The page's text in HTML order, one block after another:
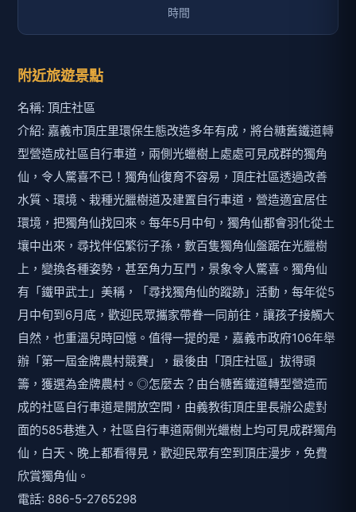
附近旅遊景點
名稱: 頂庄社區
介紹: 嘉義市頂庄里環保生態改造多年有成，將台糖舊鐵道轉
型營造成社區自行車道，兩側光蠟樹上處處可見成群的獨角
仙，令人驚喜不已！獨角仙復育不容易，頂庄社區透過改善
水質、環境、栽種光臘樹道及建置自行車道，營造適宜居住
環境，把獨角仙找回來。每年5月中旬，獨角仙都會羽化從土
壤中出來，尋找伴侶繁衍子孫，數百隻獨角仙盤踞在光臘樹
上，變換各種姿勢，甚至角力互鬥，景象令人驚喜。獨角仙
有「鐵甲武士」美稱，「尋找獨角仙的蹤跡」活動，每年從5
月中旬到6月底，歡迎民眾攜家帶眷一同前往，讓孩子接觸大
自然，也重溫兒時回憶。值得一提的是，嘉義市政府106年舉
辦「第一屆金牌農村競賽」，最後由「頂庄社區」拔得頭
籌，獲選為金牌農村。◎怎麼去？由台糖舊鐵道轉型營造而
成的社區自行車道是開放空間，由義教街頂庄里長辦公處對
面的585巷進入，社區自行車道兩側光蠟樹上均可見成群獨角
仙，白天、晚上都看得見，歡迎民眾有空到頂庄漫步，免費
欣賞獨角仙。
電話: 886-5-2765298